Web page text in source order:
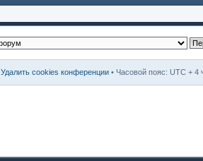
Удалить cookies конференции • Часовой пояс: UTC + 4